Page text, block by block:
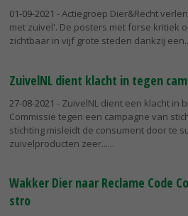
01-09-2021 - Actiegroep Dier&Recht
met zuivel'. De posters met forse kritiek
zichtbaar in vijf grote steden dankzij
ZuivelNL dient klacht in tegen
27-08-2021 - ZuivelNL dient een klacht in
Commissie tegen een campagne van
stichting misleidt de consument door te
zuivelproducten zeer...
Wakker Dier naar Reclame Code
stro